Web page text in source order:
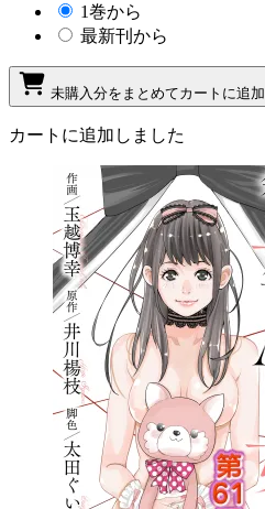
1巻から
最新刊から
未購入分をまとめてカートに追加
カートに追加しました